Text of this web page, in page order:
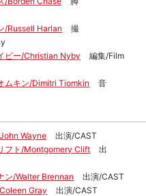
/Russell Harlan
撮
ビー/Christian Nyby
編集/Film
ムキン/Dimitri Tiomkin
音
Wayne
出演/CAST
フト/Montgomery Clift
出
ン/Walter Brennan
出演/CAST
Gray
出演/CAST